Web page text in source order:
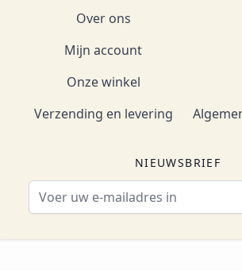
Over ons
Mijn account
Onze winkel
Verzending en levering
NIEUWSBRIEF